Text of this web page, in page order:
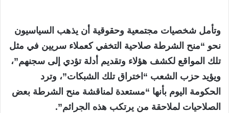
وتأمل شخصيات مجتمعية وحقوقية أن يذهب السياسيون
نحو “منح الشرطة صلاحية التخفي كعملاء سريين في مثل
تلك المواقع لكشف هؤلاء وتقديم أدلة تؤدي إلى سجنهم”،
ويؤيد حزب الشعب “اختراق تلك الشبكات”، وترد
الحكومة اليوم بأنها “مستعدة لمناقشة منح الشرطة بعض
الصلاحيات لملاحقة من يرتكب هذه الجرائم”.